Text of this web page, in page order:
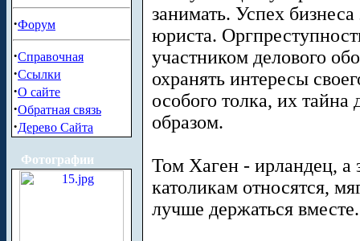
·Форум
·Справочная
·Ссылки
·О сайте
·Обратная связь
·Дерево Сайта
Фотографии
занимать. Успех
юриста.
участником делового
охранять интересы
особого толка, их
образом.
Том Хаген - ирландец, а
католикам относятся,
лучше держаться вместе.